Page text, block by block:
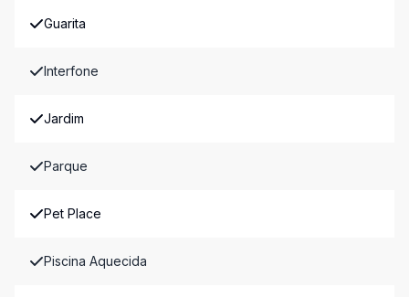
Guarita
Interfone
Jardim
Parque
Pet Place
Piscina Aquecida